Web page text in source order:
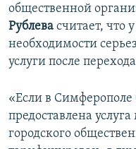
общественной
Рублева считает, что
необходимости
услуги после
«Если в Симферополе
предоставлена
городского